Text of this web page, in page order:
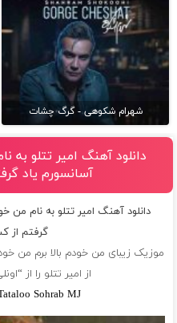
شهرام شکوهی - گرگ چشات
دانلود آهنگ امیر تتلو به
آسانسورم یاد
دانلود آهنگ امیر تتلو به نام من
گرفتم از
موزیک زیبای من خودم بالا برم من
از امیر تتلو را از
Sohrab MJ